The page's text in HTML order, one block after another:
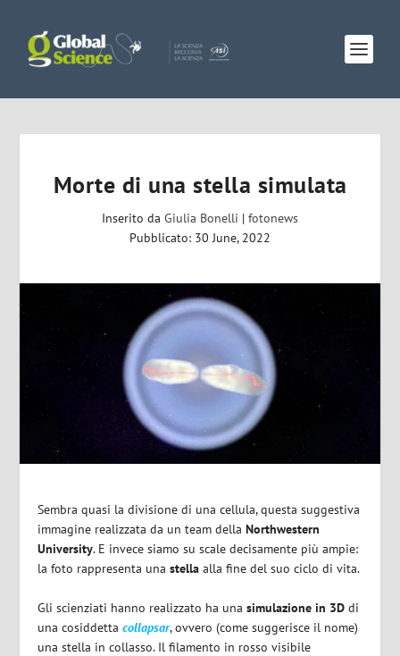
Morte di una stella simulata
Inserito da Giulia Bonelli | fotonews
Pubblicato: 30 June, 2022
Sembra quasi la divisione di una cellula, questa suggestiva
immagine realizzata da un team dellaNorthwestern
University. E invece siamo su scale decisamente più ampie:
la foto rappresenta unastella alla fine del suo ciclo di vita.
Gli scienziati hanno realizzato ha unasimulazione in 3D di
una cosiddettacollapsar, ovvero (come suggerisce il nome)
una stella in collasso. Il filamento in rosso visibile